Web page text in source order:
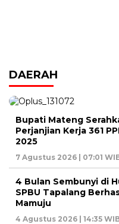
DAERAH
Bupati Mateng
Perjanjian Kerja 361
2025
7 Agustus 2026 | 07:01
4 Bulan Sembunyi di
SPBU Tapalang
Mamuju
4 Agustus 2026 | 14:35